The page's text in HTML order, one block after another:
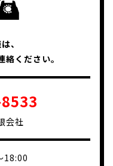
、
ください。
会社
18:00